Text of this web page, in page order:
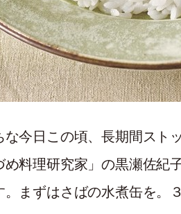
今日この頃、長期間スト
め料理研究家」の黒瀬佐紀
。まずはさばの水煮缶を。